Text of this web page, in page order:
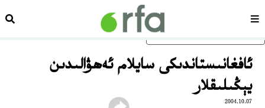
ئاساسلىق مەزمۇنغا ئاتلاڭسەھىپە
ئافغانىستاندىكى سايلام ئەھۋالىدىن
يېڭىلىقلار
2004.10.07